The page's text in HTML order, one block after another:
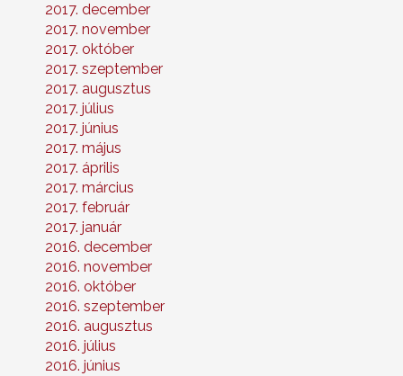
2017. december
2017. november
2017. október
2017. szeptember
2017. augusztus
2017. július
2017. június
2017. május
2017. április
2017. március
2017. február
2017. január
2016. december
2016. november
2016. október
2016. szeptember
2016. augusztus
2016. július
2016. június